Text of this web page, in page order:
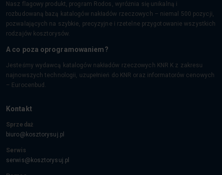
Nasz flagowy produkt, program Rodos, wyróżnia się unikalną i
rozbudowaną bazą katalogów nakładów rzeczowych – niemal 500 pozycji,
pozwalających na szybkie, precyzyjne i rzetelne przygotowanie wszystkich
rodzajów kosztorysów.
A co poza oprogramowaniem?
Jesteśmy wydawcą katalogów nakładów rzeczowych KNR K z zakresu
najnowszych technologii, uzupełnień do KNR oraz informatorów cenowych
– Eurocenbud.
Kontakt
Sprzedaż
biuro@kosztorysuj.pl
Serwis
serwis@kosztorysuj.pl